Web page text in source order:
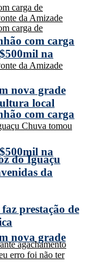
com carga
na
nova grade
com carga
na
nova grade
local
do Iguaçu
da
prestação de